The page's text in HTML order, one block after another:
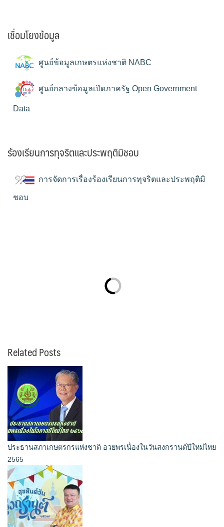
เชื่อมโยงข้อมูล
ศูนย์ข้อมูลเกษตรแห่งชาติ NABC
ศูนย์กลางข้อมูลเปิดภาครัฐ Open Government
Data
ร้องเรียนการทุจริตและประพฤติมิชอบ
การจัดการเรื่องร้องเรียนการทุจริตและประพฤติมิ
ชอบ
Related Posts
ประธานสภาเกษตรกรแห่งชาติ อวยพรเนื่องในวันสงกรานต์ปีใหม่ไทย
2565